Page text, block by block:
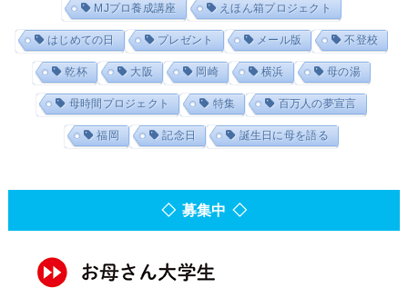
MJプロ養成講座 えほん箱プロジェクト
はじめての日 プレゼント メール版 不登校
乾杯 大阪 岡崎 横浜 母の湯
母時間プロジェクト 特集 百万人の夢宣言
福岡 記念日 誕生日に母を語る
◇ 募集中 ◇